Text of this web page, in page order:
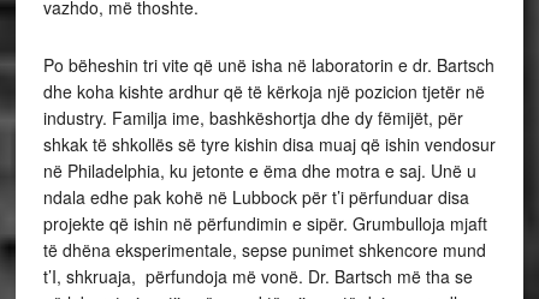
vazhdo, më thoshte.
Po bëheshin tri vite që unë isha në laboratorin e dr. Bartsch
dhe koha kishte ardhur që të kërkoja një pozicion tjetër në
industry. Familja ime, bashkëshortja dhe dy fëmijët, për
shkak të shkollës së tyre kishin disa muaj që ishin vendosur
në Philadelphia, ku jetonte e ëma dhe motra e saj. Unë u
ndala edhe pak kohë në Lubbock për t’i përfunduar disa
projekte që ishin në përfundimin e sipër. Grumbulloja mjaft
të dhëna eksperimentale, sepse punimet shkencore mund
t’I, shkruaja, përfundoja më vonë. Dr. Bartsch më tha se